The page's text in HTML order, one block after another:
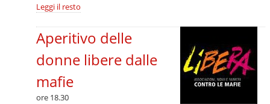
07/03/13
-
Israeli
Apartheid
Week
2013
-
Leggi il resto
Aperitivo delle
donne libere dalle
mafie
ore 18.30